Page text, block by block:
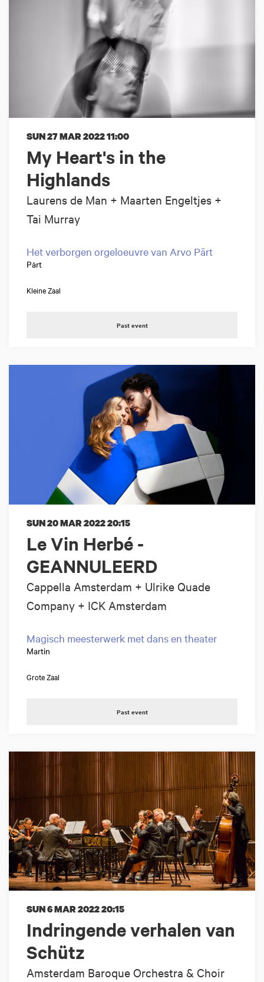
My Heart's in the
Highlands
Laurens de Man + Maarten Engeltjes +
Tai Murray
SUN 27 MAR 202211:00
Het verborgen orgeloeuvre van Arvo Pärt
Pärt
Kleine Zaal
Past event
Le Vin Herbé -
GEANNULEERD
Cappella Amsterdam + Ulrike Quade
Company + ICK Amsterdam
SUN 20 MAR 202220:15
Magisch meesterwerk met dans en theater
Martin
Grote Zaal
Past event
Indringende verhalen van
Schütz
Amsterdam Baroque Orchestra & Choir
SUN 6 MAR 202220:15